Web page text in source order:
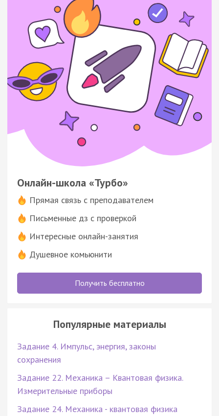
Онлайн-школа «Турбо»
Прямая связь с преподавателем
Письменные дз с проверкой
Интересные онлайн-занятия
Душевное комьюнити
Получить бесплатно
Популярные материалы
Задание 4. Импульс, энергия, законы
сохранения
Задание 22. Механика – Квантовая физика.
Измерительные приборы
Задание 24. Механика - квантовая физика